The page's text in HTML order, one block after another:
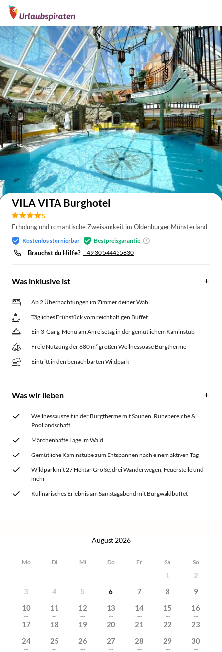
Auf der Karte anzeigen
VILA VITA Burghotel
s
Erholung und romantische Zweisamkeit im Oldenburger Münsterland
Kostenlos stornierbar Bestpreisgarantie
Brauchst du Hilfe? +49 30 544455830
Was inklusive ist
Ab 2 Übernachtungen im Zimmer deiner Wahl
Tägliches Frühstück vom reichhaltigen Buffet
Ein 3-Gang-Menü am Anreisetag in der gemütlichem Kaminstub
Freie Nutzung der 680 m² großen Wellnessoase Burgtherme
Eintritt in den benachbarten Wildpark
Was wir lieben
Wellnessauszeit in der Burgtherme mit Saunen, Ruhebereiche &
Poollandschaft
Märchenhafte Lage im Wald
Gemütliche Kaminstube zum Entspannen nach einem aktiven Tag
Wildpark mit 27 Hektar Größe, drei Wanderwegen, Feuerstelle und
mehr
Kulinarisches Erlebnis am Samstagabend mit Burgwaldbuffet
August 2026
Mo Di Mi Do Fr Sa So
1
2
3
4 5 6 7
---
8
---
9
---
10
---
11
---
12
---
13
---
14
---
15
---
16
---
17
---
18
---
19
---
20
---
21
---
22
---
23
---
24
---
25
---
26
---
27
---
28
---
29
---
30
---